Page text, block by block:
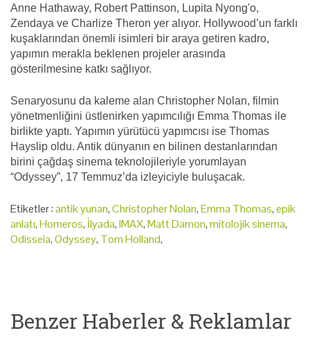
Anne Hathaway, Robert Pattinson, Lupita Nyong'o,
Zendaya ve Charlize Theron yer alıyor. Hollywood’un farklı
kuşaklarından önemli isimleri bir araya getiren kadro,
yapımın merakla beklenen projeler arasında
gösterilmesine katkı sağlıyor.
Senaryosunu da kaleme alan Christopher Nolan, filmin
yönetmenliğini üstlenirken yapımcılığı Emma Thomas ile
birlikte yaptı. Yapımın yürütücü yapımcısı ise Thomas
Hayslip oldu. Antik dünyanın en bilinen destanlarından
birini çağdaş sinema teknolojileriyle yorumlayan
“Odyssey”, 17 Temmuz’da izleyiciyle buluşacak.
Etiketler :antik yunan,Christopher Nolan,Emma Thomas,epik
anlatı,Homeros, İlyada,IMAX,Matt Damon,mitolojik sinema,
Odisseia,Odyssey, Tom Holland,
Benzer Haberler & Reklamlar